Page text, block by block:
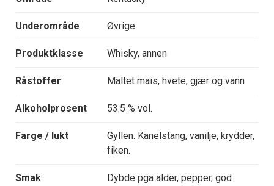
Underområde Øvrige
Produktklasse Whisky, annen
Råstoffer Maltet mais, hvete, gjær og vann
Alkoholprosent 53.5 % vol.
Farge / lukt
Gyllen. Kanelstang, vanilje, krydder,
fiken.
Smak
Dybde pga alder, pepper, god